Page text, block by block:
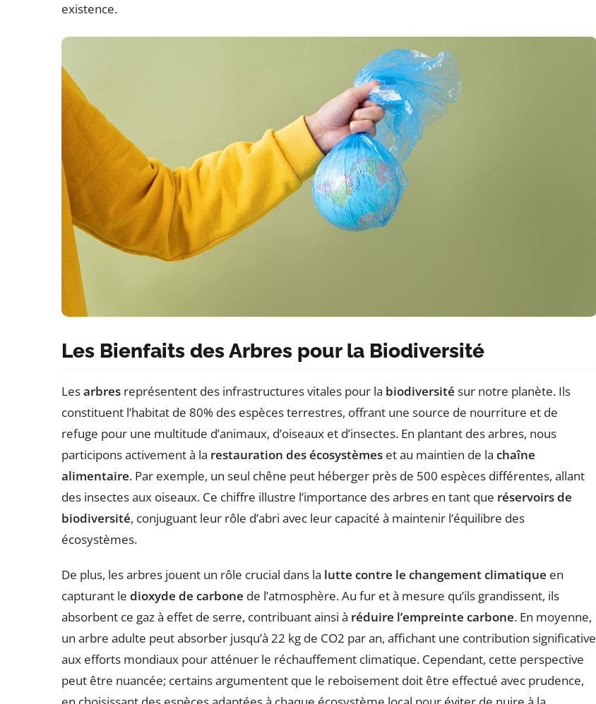
existence.
Les Bienfaits des Arbres pour la Biodiversité
Lesarbres représentent des infrastructures vitales pour la biodiversité sur notre planète. Ils
constituent l’habitat de 80% des espèces terrestres, offrant une source de nourriture et de
refuge pour une multitude d’animaux, d’oiseaux et d’insectes. En plantant des arbres, nous
participons activement à la restauration des écosystèmes et au maintien de la chaîne
alimentaire. Par exemple, un seul chêne peut héberger près de 500 espèces différentes, allant
des insectes aux oiseaux. Ce chiffre illustre l’importance des arbres en tant que réservoirs de
biodiversité, conjuguant leur rôle d’abri avec leur capacité à maintenir l’équilibre des
écosystèmes.
De plus, les arbres jouent un rôle crucial dans la lutte contre le changement climatique en
capturant le dioxyde de carbone de l’atmosphère. Au fur et à mesure qu’ils grandissent, ils
absorbent ce gaz à effet de serre, contribuant ainsi à réduire l’empreinte carbone. En moyenne,
un arbre adulte peut absorber jusqu’à 22 kg de CO2 par an, affichant une contribution significative
aux efforts mondiaux pour atténuer le réchauffement climatique. Cependant, cette perspective
peut être nuancée; certains argumentent que le reboisement doit être effectué avec prudence,